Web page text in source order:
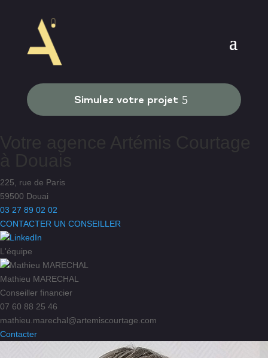
Simulez votre projet
225, rue de Paris
59500 Douai
03 27 89 02 02
CONTACTER UN CONSEILLER
L'équipe
Mathieu MARECHAL
Conseiller financier
07 60 88 25 46
mathieu.marechal@artemiscourtage.com
Contacter